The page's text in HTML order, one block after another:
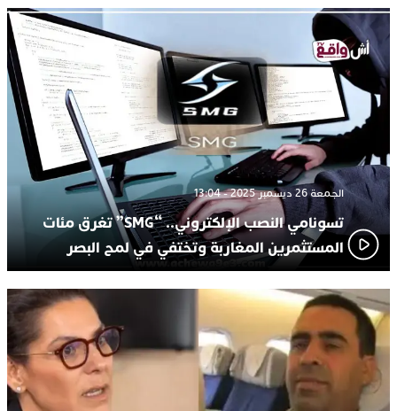
الجمعة 26 ديسمبر 2025 - 13:04
تسونامي النصب الإلكتروني.. “SMG” تغرق مئات
المستثمرين المغاربة وتختفي في لمح البصر